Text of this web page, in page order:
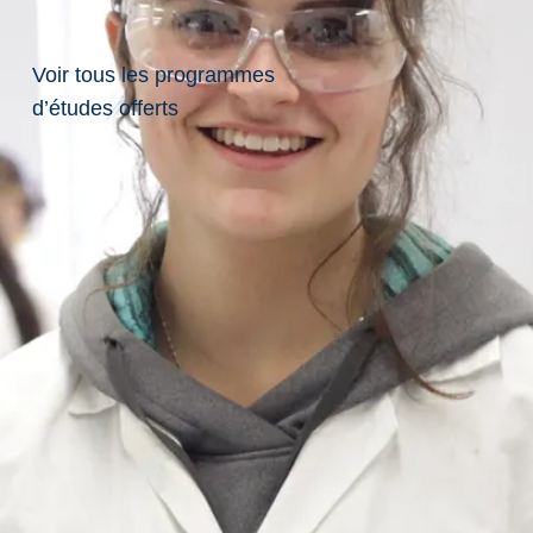
Voir tous les programmes
d’études offerts
Majeurs
dans la
Recherche
Autochtone
à la
Laurentienne
Trois annonces marquent
une journée mémorable
pour la recherche